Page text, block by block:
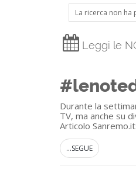
La ricerca non
Leggi le
Durante la
TV, ma anche su
Articolo
...SEGUE